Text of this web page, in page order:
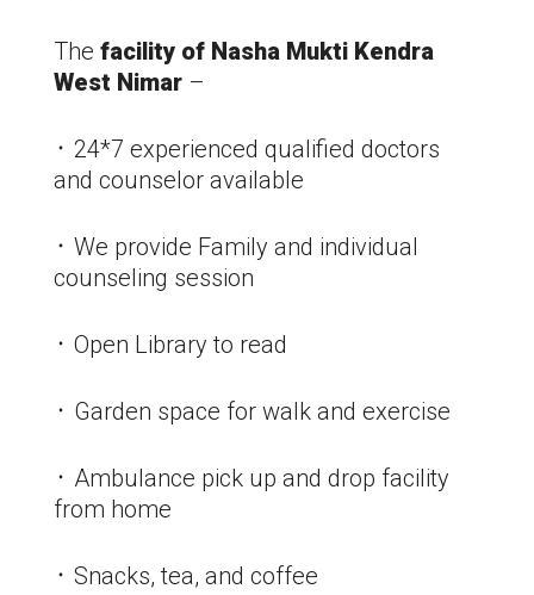
The facility of Nasha Mukti Kendra
West Nimar –
᛫ 24*7 experienced qualified doctors
and counselor available
᛫ We provide Family and individual
counseling session
᛫ Open Library to read
᛫ Garden space for walk and exercise
᛫ Ambulance pick up and drop facility
from home
᛫ Snacks, tea, and coffee